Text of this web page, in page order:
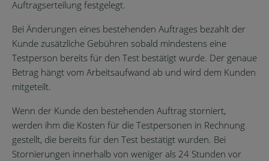
Auftragserteilung festgelegt.
Bei Änderungen eines bestehenden Auftrages bezahlt der
Kunde zusätzliche Gebühren sobald mindestens eine
Testperson bereits für den Test bestätigt wurde. Der genaue
Betrag hängt vom Arbeitsaufwand ab und wird dem Kunden
mitgeteilt.
Wenn der Kunde den bestehenden Auftrag storniert,
werden ihm die Kosten für die Testpersonen in Rechnung
gestellt, die bereits für den Test bestätigt wurden. Bei
Stornierungen innerhalb von weniger als 24 Stunden vor